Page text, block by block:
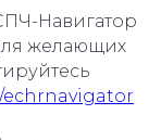
Навигатор
желающих
echrnavigator